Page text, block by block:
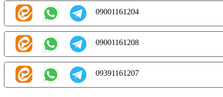
09001161204
09001161208
09391161207